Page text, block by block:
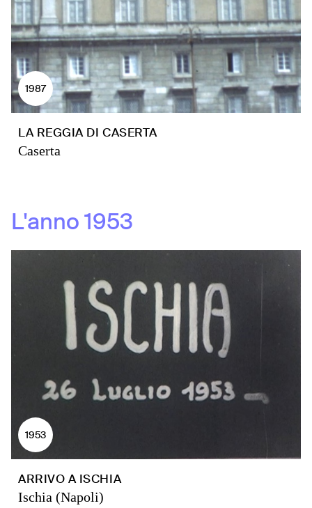
1987
LA REGGIA DI CASERTA
Caserta
L'anno1953
1953
ARRIVO A ISCHIA
Ischia (Napoli)